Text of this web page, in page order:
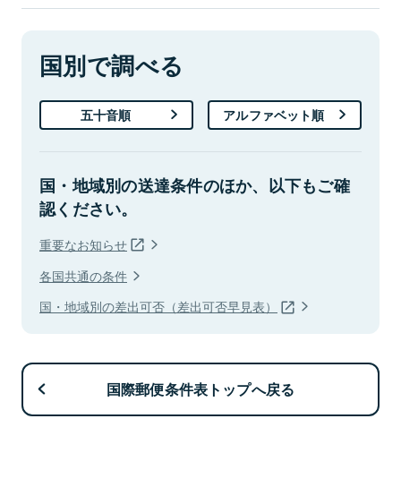
国別で調べる
五十音順 アルファベット順
国・地域別の送達条件のほか、以下もご確
認ください。
重要なお知らせ
各国共通の条件
国・地域別の差出可否（差出可否早見表）
国際郵便条件表トップへ戻る